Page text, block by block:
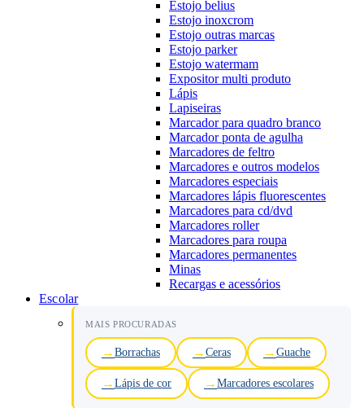
Estojo belius
Estojo inoxcrom
Estojo outras marcas
Estojo parker
Estojo watermam
Expositor multi produto
Lápis
Lapiseiras
Marcador para quadro branco
Marcador ponta de agulha
Marcadores de feltro
Marcadores e outros modelos
Marcadores especiais
Marcadores lápis fluorescentes
Marcadores para cd/dvd
Marcadores roller
Marcadores para roupa
Marcadores permanentes
Minas
Recargas e acessórios
Escolar
MAIS PROCURADAS
Borrachas Ceras Guache
Lápis de cor Marcadores escolares